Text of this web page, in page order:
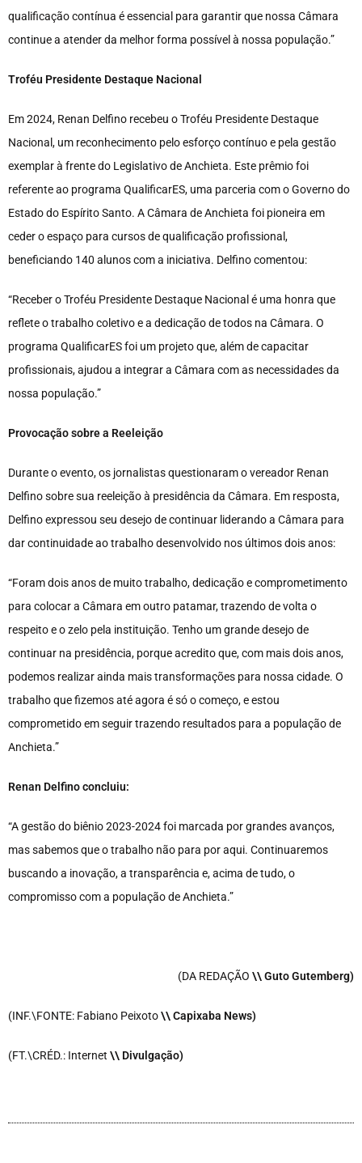
qualificação contínua é essencial para garantir que nossa Câmara
continue a atender da melhor forma possível à nossa população.”
Troféu Presidente Destaque Nacional
Em 2024, Renan Delfino recebeu o Troféu Presidente Destaque
Nacional, um reconhecimento pelo esforço contínuo e pela gestão
exemplar à frente do Legislativo de Anchieta. Este prêmio foi
referente ao programa QualificarES, uma parceria com o Governo do
Estado do Espírito Santo. A Câmara de Anchieta foi pioneira em
ceder o espaço para cursos de qualificação profissional,
beneficiando 140 alunos com a iniciativa. Delfino comentou:
“Receber o Troféu Presidente Destaque Nacional é uma honra que
reflete o trabalho coletivo e a dedicação de todos na Câmara. O
programa QualificarES foi um projeto que, além de capacitar
profissionais, ajudou a integrar a Câmara com as necessidades da
nossa população.”
Provocação sobre a Reeleição
Durante o evento, os jornalistas questionaram o vereador Renan
Delfino sobre sua reeleição à presidência da Câmara. Em resposta,
Delfino expressou seu desejo de continuar liderando a Câmara para
dar continuidade ao trabalho desenvolvido nos últimos dois anos:
“Foram dois anos de muito trabalho, dedicação e comprometimento
para colocar a Câmara em outro patamar, trazendo de volta o
respeito e o zelo pela instituição. Tenho um grande desejo de
continuar na presidência, porque acredito que, com mais dois anos,
podemos realizar ainda mais transformações para nossa cidade. O
trabalho que fizemos até agora é só o começo, e estou
comprometido em seguir trazendo resultados para a população de
Anchieta.”
Renan Delfino concluiu:
“A gestão do biênio 2023-2024 foi marcada por grandes avanços,
mas sabemos que o trabalho não para por aqui. Continuaremos
buscando a inovação, a transparência e, acima de tudo, o
compromisso com a população de Anchieta.”
(DA REDAÇÃO \\ Guto Gutemberg)
(INF.\FONTE: Fabiano Peixoto\\ Capixaba News)
(FT.\CRÉD.: Internet \\ Divulgação)